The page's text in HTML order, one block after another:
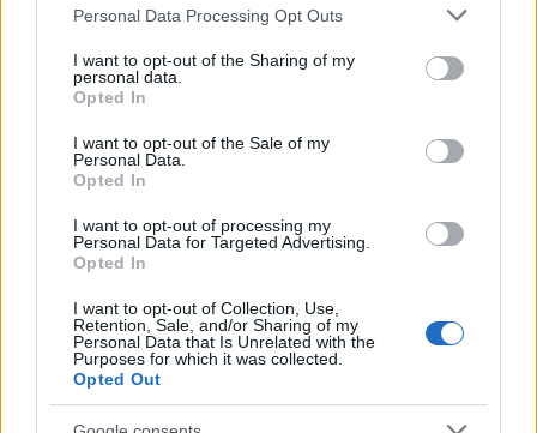
Personal Data Processing Opt Outs
I want to opt-out of the Sharing of my
personal data.
Opted In
I want to opt-out of the Sale of my
Personal Data.
Opted In
I want to opt-out of processing my
Personal Data for Targeted Advertising.
Opted In
I want to opt-out of Collection, Use,
Retention, Sale, and/or Sharing of my
Personal Data that Is Unrelated with the
Purposes for which it was collected.
Opted Out
colpisca il tifoso onesto tanto quanto lo
speculatore.